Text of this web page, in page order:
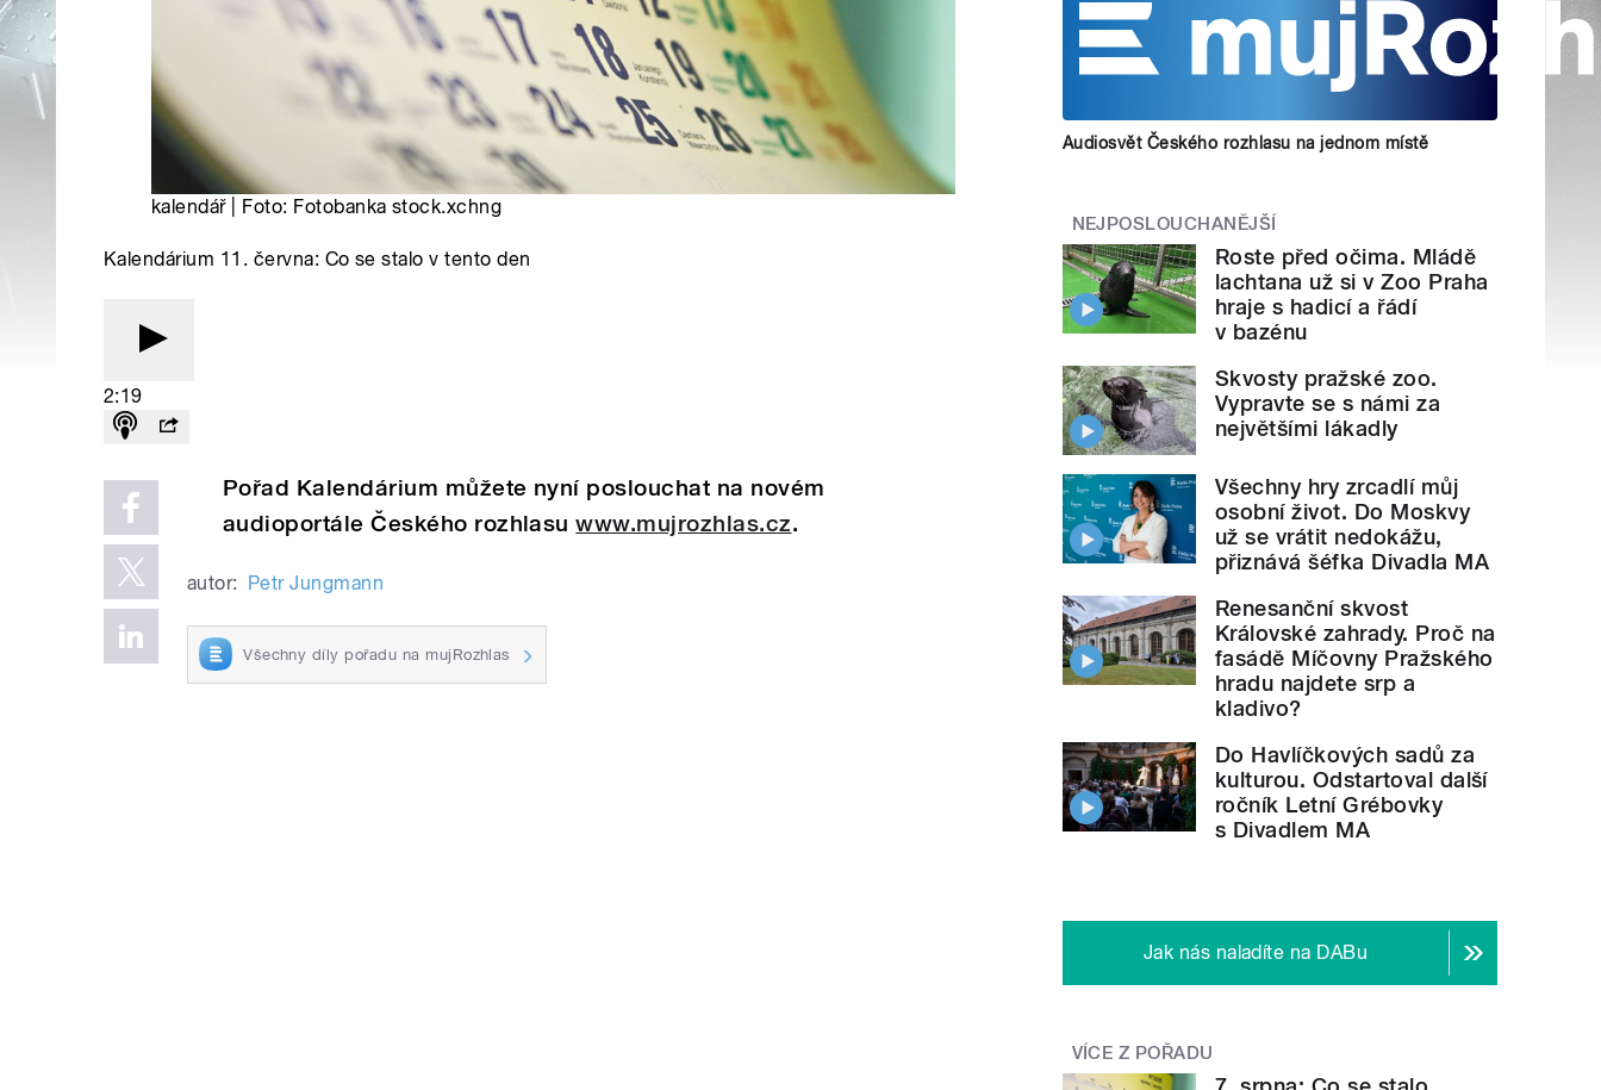
kalendář | Foto: Fotobanka stock.xchng
Kalendárium 11. června: Co se stalo v tento den
2:19
Pořad Kalendárium můžete nyní poslouchat na novém
audioportále Českého rozhlasuwww.mujrozhlas.cz.
autor: Petr Jungmann
Všechny díly pořadu na mujRozhlas
Audiosvět Českého rozhlasu na jednom místě
NEJPOSLOUCHANĚJŠÍ
Roste před očima. Mládě
lachtana už si v Zoo Praha
hraje s hadicí a řádí
v bazénu
Skvosty pražské zoo.
Vypravte se s námi za
největšími lákadly
Všechny hry zrcadlí můj
osobní život. Do Moskvy
už se vrátit nedokážu,
přiznává šéfka Divadla MA
Renesanční skvost
Královské zahrady. Proč na
fasádě Míčovny Pražského
hradu najdete srp a
kladivo?
Do Havlíčkových sadů za
kulturou. Odstartoval další
ročník Letní Grébovky
s Divadlem MA
Jak nás naladíte na DABu
VÍCE Z POŘADU